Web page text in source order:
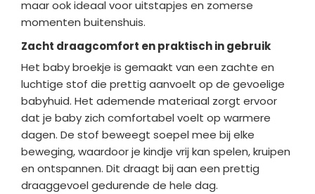
maar ook ideaal voor uitstapjes en zomerse
momenten buitenshuis.
Zacht draagcomfort en praktisch in gebruik
Het baby broekje is gemaakt van een zachte en
luchtige stof die prettig aanvoelt op de gevoelige
babyhuid. Het ademende materiaal zorgt ervoor
dat je baby zich comfortabel voelt op warmere
dagen. De stof beweegt soepel mee bij elke
beweging, waardoor je kindje vrij kan spelen, kruipen
en ontspannen. Dit draagt bij aan een prettig
draaggevoel gedurende de hele dag.